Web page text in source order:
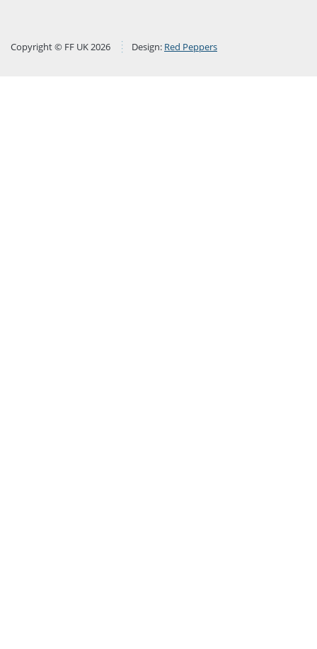
Copyright © FF UK 2026 Design: Red Peppers